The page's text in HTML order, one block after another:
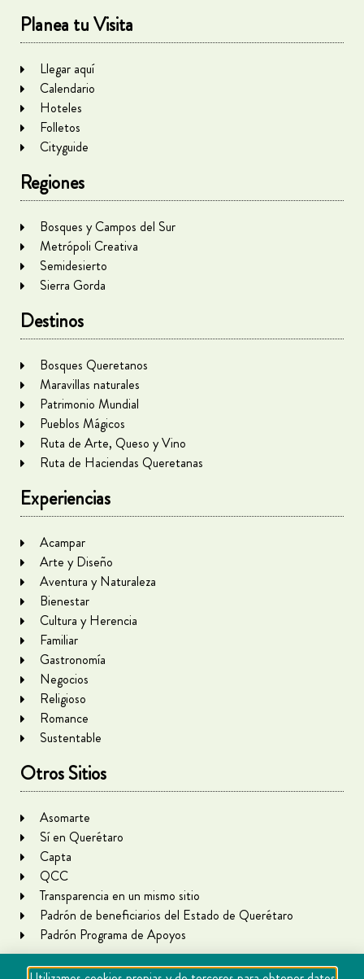
Planea tu Visita
Llegar aquí
Calendario
Hoteles
Folletos
Cityguide
Regiones
Bosques y Campos del Sur
Metrópoli Creativa
Semidesierto
Sierra Gorda
Destinos
Bosques Queretanos
Maravillas naturales
Patrimonio Mundial
Pueblos Mágicos
Ruta de Arte, Queso y Vino
Ruta de Haciendas Queretanas
Experiencias
Acampar
Arte y Diseño
Aventura y Naturaleza
Bienestar
Cultura y Herencia
Familiar
Gastronomía
Negocios
Religioso
Romance
Sustentable
Otros Sitios
Asomarte
Sí en Querétaro
Capta
QCC
Transparencia en un mismo sitio
Padrón de beneficiarios del Estado de Querétaro
Padrón Programa de Apoyos